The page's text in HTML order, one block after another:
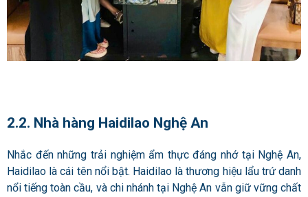
2.2. Nhà hàng Haidilao Nghệ An
Nhắc đến những trải nghiệm ẩm thực đáng nhớ tại Nghệ An,
Haidilao là cái tên nổi bật. Haidilao là thương hiệu lẩu trứ danh
nổi tiếng toàn cầu, và chi nhánh tại Nghệ An vẫn giữ vững chất